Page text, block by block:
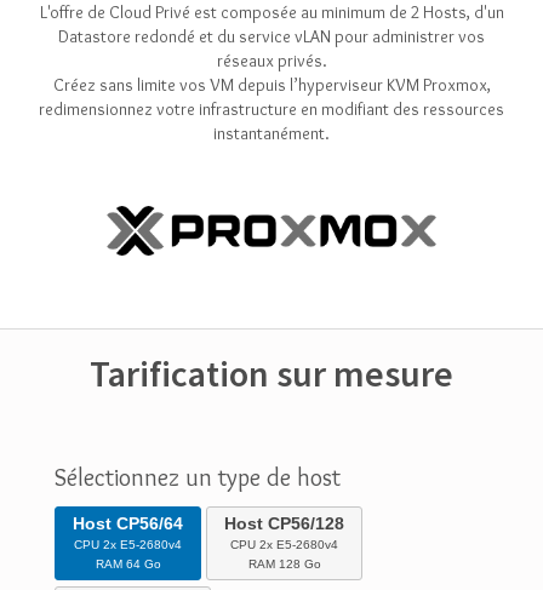
L'offre de Cloud Privé est composée au minimum de 2 Hosts, d'un
Datastore redondé et du service vLAN pour administrer vos
réseaux privés.
Créez sans limite vos VM depuis l’hyperviseur KVM Proxmox,
redimensionnez votre infrastructure en modifiant des ressources
instantanément.
Tarification sur mesure
Sélectionnez un type de host
Host CP56/64
CPU 2x E5-2680v4
RAM 64 Go
Host CP56/128
CPU 2x E5-2680v4
RAM 128 Go